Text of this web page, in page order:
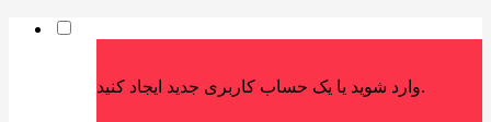
وارد شوید یا یک حساب کاربری جدید ایجاد کنید.